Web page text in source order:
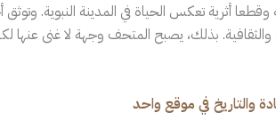
تعكس الحياة في المدينة النبوية. وتوثق
والثقافية. بذلك، يصبح المتحف وجهة لا غنى
والتاريخ في موقع واحد